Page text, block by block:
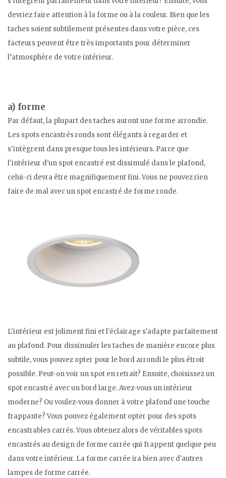
devriez faire attention à la forme ou à la couleur. Bien que les
taches soient subtilement présentes dans votre pièce, ces
facteurs peuvent être très importants pour déterminer
l’atmosphère de votre intérieur.
a) forme
Par défaut, la plupart des taches auront une forme arrondie.
Les spots encastrés ronds sont élégants à regarder et
s'intègrent dans presque tous les intérieurs. Parce que
l'intérieur d'un spot encastré est dissimulé dans le plafond,
celui-ci devra être magnifiquement fini. Vous ne pouvez rien
faire de mal avec un spot encastré de forme ronde.
L'intérieur est joliment fini et l'éclairage s'adapte parfaitement
au plafond. Pour dissimuler les taches de manière encore plus
subtile, vous pouvez opter pour le bord arrondi le plus étroit
possible. Peut-on voir un spot en retrait? Ensuite, choisissez un
spot encastré avec un bord large. Avez-vous un intérieur
moderne? Ou voulez-vous donner à votre plafond une touche
frappante? Vous pouvez également opter pour des spots
encastrables carrés. Vous obtenez alors de véritables spots
encastrés au design de forme carrée qui frappent quelque peu
dans votre intérieur. La forme carrée ira bien avec d'autres
lampes de forme carrée.